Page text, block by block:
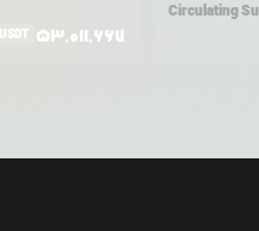
USDT 53,011,667
Circulating